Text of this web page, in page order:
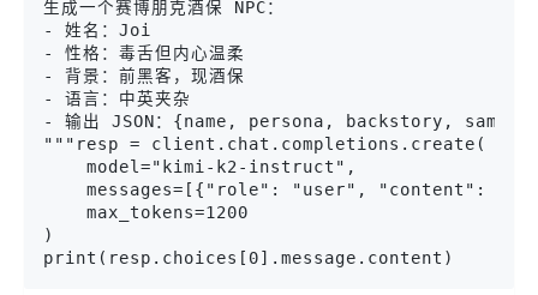
生成一个赛博朋克酒保 NPC：
- 姓名：Joi
- 性格：毒舌但内心温柔
- 背景：前黑客，现酒保
- 语言：中英夹杂
- 输出 JSON：{name, persona, backstory,
"""resp = client.chat.completions.create(
    model="kimi-k2-instruct",
messages=[{"role": "user", "content":
    max_tokens=1200
)
print(resp.choices[0].message.content)